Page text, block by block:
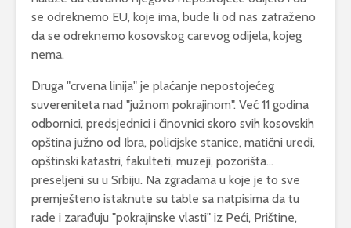
se odreknemo EU, koje ima, bude li od nas zatraženo
da se odreknemo kosovskog carevog odijela, kojeg
nema.
Druga "crvena linija" je plaćanje nepostojećeg
suvereniteta nad "južnom pokrajinom". Već 11 godina
odbornici, predsjednici i činovnici skoro svih kosovskih
opština južno od Ibra, policijske stanice, matični uredi,
opštinski katastri, fakulteti, muzeji, pozorišta…
preseljeni su u Srbiju. Na zgradama u koje je to sve
premješteno istaknute su table sa natpisima da tu
rade i zarađuju "pokrajinske vlasti" iz Peći, Prištine,